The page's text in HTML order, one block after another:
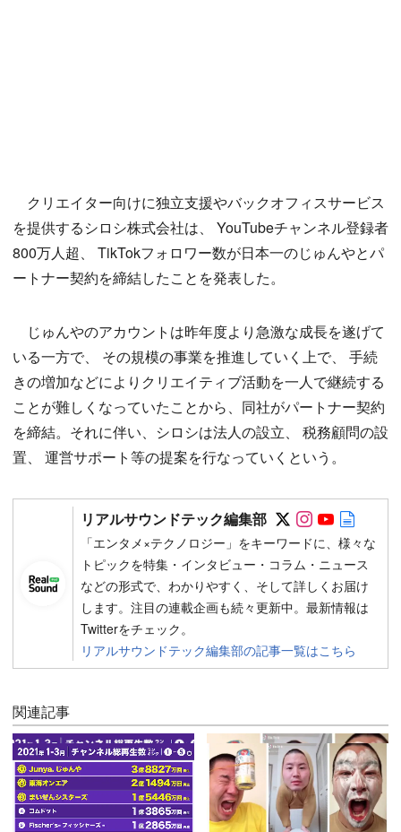
クリエイター向けに独立支援やバックオフィスサービス
を提供するシロシ株式会社は、 YouTubeチャンネル登録者
800万人超、 TikTokフォロワー数が日本一のじゅんやとパ
ートナー契約を締結したことを発表した。
じゅんやのアカウントは昨年度より急激な成長を遂げて
いる一方で、 その規模の事業を推進していく上で、 手続
きの増加などによりクリエイティブ活動を一人で継続する
ことが難しくなっていたことから、同社がパートナー契約
を締結。それに伴い、シロシは法人の設立、 税務顧問の設
置、 運営サポート等の提案を行なっていくという。
リアルサウンドテック編集部 Follow on
Follow on
Follow
「エンタメ×テクノロジー」をキーワードに、様々な
トピックを特集・インタビュー・コラム・ニュース
などの形式で、わかりやすく、そして詳しくお届け
します。注目の連載企画も続々更新中。最新情報は
Twitterをチェック。
リアルサウンドテック編集部の記事一覧はこちら
関連記事